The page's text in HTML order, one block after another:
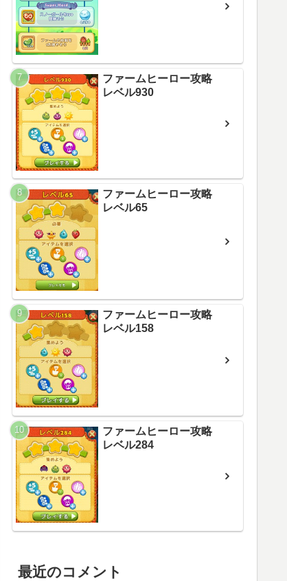
ファームヒーロー攻略
レベル930
ファームヒーロー攻略
レベル65
ファームヒーロー攻略
レベル158
ファームヒーロー攻略
レベル284
最近のコメント